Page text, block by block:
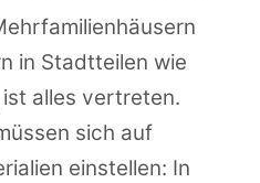
in Stadtteilen wie
alles vertreten.
sich auf
einstellen: In